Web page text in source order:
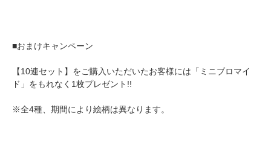
■おまけキャンペーン
【10連セット】をご購入いただいたお客様には「ミニブロマイ
ド」をもれなく1枚プレゼント!!
※全4種、期間により絵柄は異なります。